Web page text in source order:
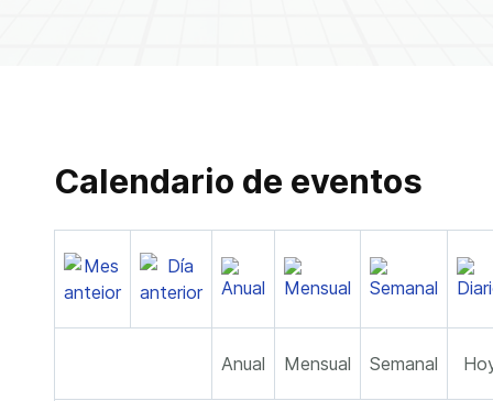
Calendario de eventos
Anual Mensual Semanal